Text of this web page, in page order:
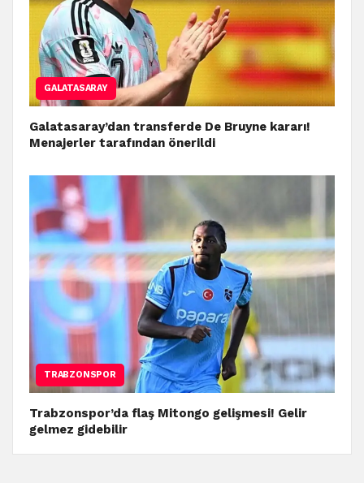
GALATASARAY
Galatasaray’dan transferde De Bruyne kararı!
Menajerler tarafından önerildi
TRABZONSPOR
Trabzonspor’da flaş Mitongo gelişmesi! Gelir
gelmez gidebilir